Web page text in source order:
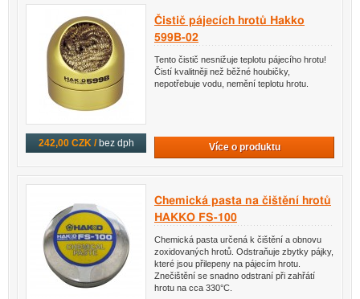
242,00 CZK /bez dph
Čistič pájecích hrotů Hakko
599B-02
Tento čistič nesnižuje teplotu pájecího hrotu!
Čistí kvalitněji než běžné houbičky,
nepotřebuje vodu, nemění teplotu hrotu.
Více o produktu
Chemická pasta na čištění hrotů
HAKKO FS-100
Chemická pasta určená k čištění a obnovu
zoxidovaných hrotů. Odstraňuje zbytky pájky,
které jsou přilepeny na pájecím hrotu.
Znečištění se snadno odstraní při zahřátí
hrotu na cca 330°C.